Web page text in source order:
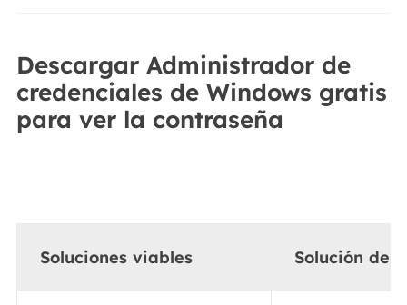
Descargar Administrador de
credenciales de Windows gratis
para ver la contraseña
Soluciones viables Solución de